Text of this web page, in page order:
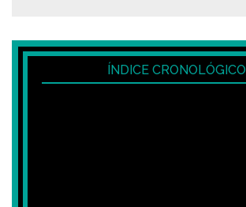
ÍNDICE CRONOLÓGICO